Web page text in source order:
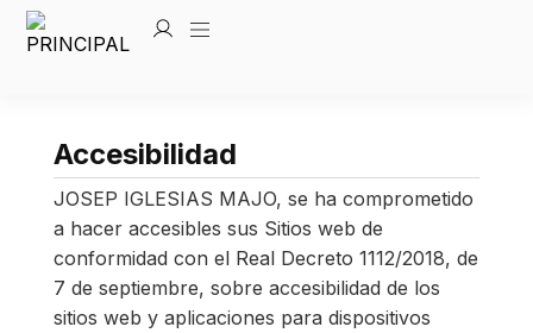
Accesibilidad
JOSEP IGLESIAS MAJO, se ha comprometido
a hacer accesibles sus Sitios web de
conformidad con el Real Decreto 1112/2018, de
7 de septiembre, sobre accesibilidad de los
sitios web y aplicaciones para dispositivos